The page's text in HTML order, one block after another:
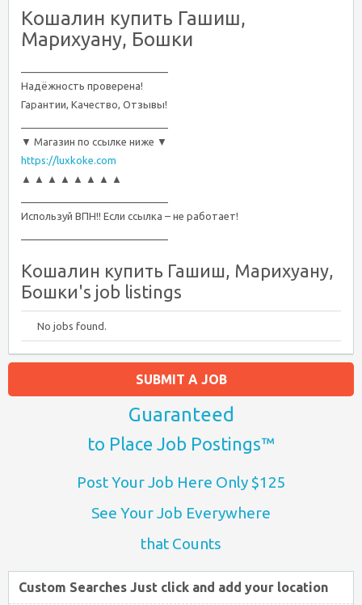
Кошалин купить Гашиш,
Марихуану, Бошки
Надёжность проверена!
Гарантии, Качество, Отзывы!
▼ Магазин по ссылке ниже ▼
https://luxkoke.com
▲ ▲ ▲ ▲ ▲ ▲ ▲ ▲
Используй ВПН!! Если ссылка – не работает!
Кошалин купить Гашиш, Марихуану,
Бошки's job listings
No jobs found.
SUBMIT A JOB
Guaranteed
to Place Job Postings™
Post Your Job Here Only $125
See Your Job Everywhere
that Counts
Custom Searches Just click and add your location